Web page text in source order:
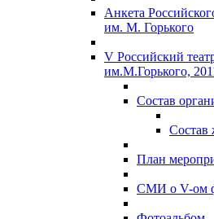
Анкета
им. М. Горького
V Российский
им.М.Горького,
Состав
План
СМИ о V-ом